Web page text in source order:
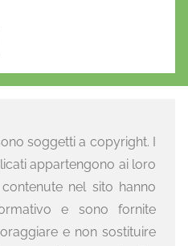
soggetti a copyright. I
appartengono ai loro
nel sito hanno
e sono fornite
e non sostituire